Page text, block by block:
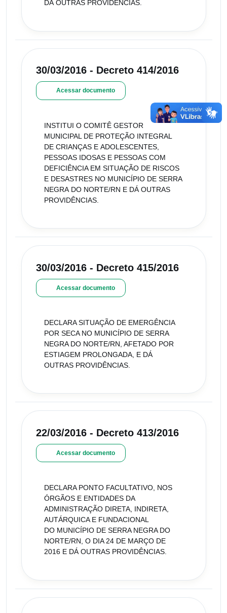
DÁ OUTRAS PROVIDÊNCIAS.
30/03/2016 - Decreto 414/2016
Acessar documento
INSTITUI O COMITÊ GESTOR
MUNICIPAL DE PROTEÇÃO INTEGRAL
DE CRIANÇAS E ADOLESCENTES,
PESSOAS IDOSAS E PESSOAS COM
DEFICIÊNCIA EM SITUAÇÃO DE RISCOS
E DESASTRES NO MUNICÍPIO DE SERRA
NEGRA DO NORTE/RN E DÁ OUTRAS
PROVIDÊNCIAS.
30/03/2016 - Decreto 415/2016
Acessar documento
DECLARA SITUAÇÃO DE EMERGÊNCIA
POR SECA NO MUNICÍPIO DE SERRA
NEGRA DO NORTE/RN, AFETADO POR
ESTIAGEM PROLONGADA, E DÁ
OUTRAS PROVIDÊNCIAS.
22/03/2016 - Decreto 413/2016
Acessar documento
DECLARA PONTO FACULTATIVO, NOS
ÓRGÃOS E ENTIDADES DA
ADMINISTRAÇÃO DIRETA, INDIRETA,
AUTÁRQUICA E FUNDACIONAL
DO MUNICÍPIO DE SERRA NEGRA DO
NORTE/RN, O DIA 24 DE MARÇO DE
2016 E DÁ OUTRAS PROVIDÊNCIAS.